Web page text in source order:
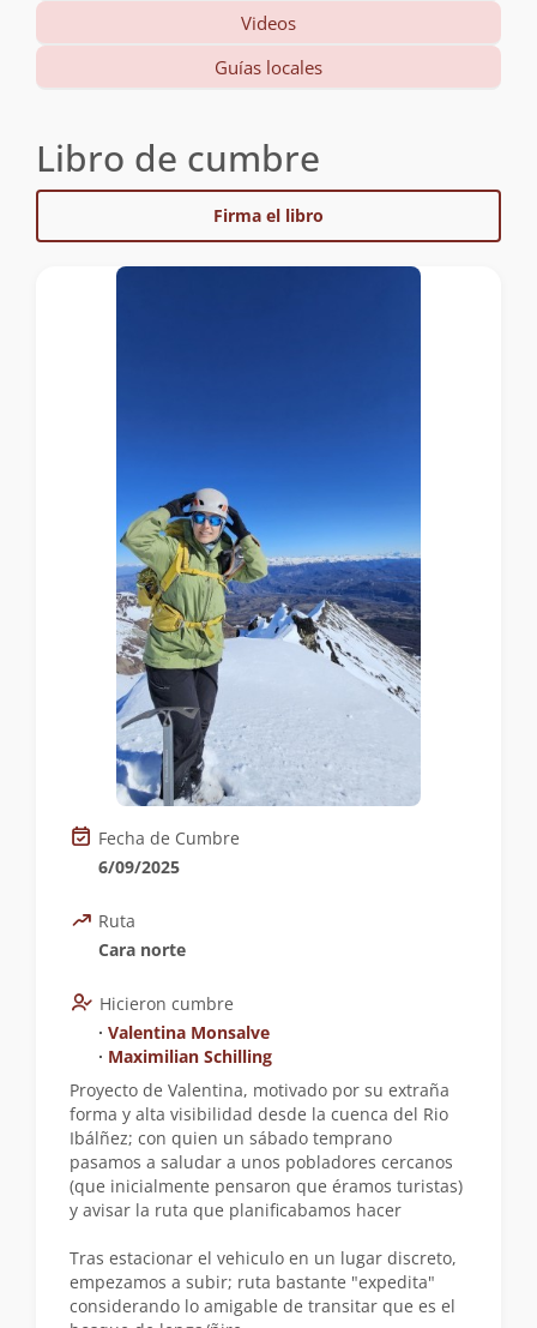
Videos
Guías locales
Libro de cumbre
Firma el libro
Fecha de Cumbre
6/09/2025
Ruta
Cara norte
Hicieron cumbre
∙ Valentina Monsalve
∙ Maximilian Schilling
Proyecto de Valentina, motivado por su extraña
forma y alta visibilidad desde la cuenca del Rio
Ibálñez; con quien un sábado temprano
pasamos a saludar a unos pobladores cercanos
(que inicialmente pensaron que éramos turistas)
y avisar la ruta que planificabamos hacer
Tras estacionar el vehiculo en un lugar discreto,
empezamos a subir; ruta bastante "expedita"
considerando lo amigable de transitar que es el